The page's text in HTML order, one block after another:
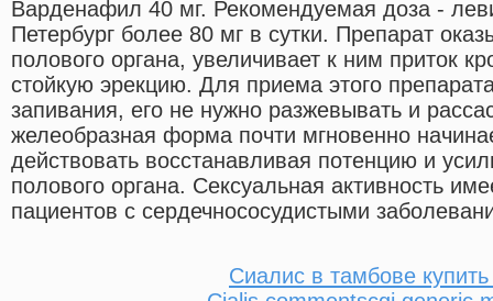
Варденафил 40 мг. Рекомендуемая доза -
Петербург более 80 мг в сутки. Препарат
полового органа, увеличивает к ним приток
стойкую эрекцию. Для приема этого
запивания, его не нужно разжевывать и
желеобразная форма почти мгновенно
действовать восстанавливая потенцию и
полового органа. Сексуальная активность
пациентов с сердечнососудистыми
Сиалис в тамбове купить